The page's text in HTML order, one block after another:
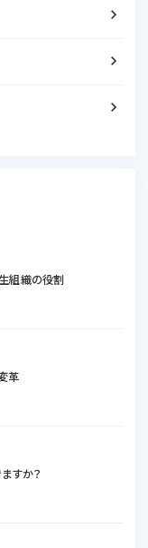
keyboard_arrow_right
keyboard_arrow_right
keyboard_arrow_right
組織の役割
革
すか？